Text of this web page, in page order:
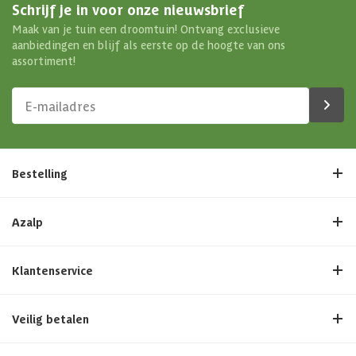
Schrijf je in voor onze nieuwsbrief
Maak van je tuin een droomtuin! Ontvang exclusieve
aanbiedingen en blijf als eerste op de hoogte van ons
assortiment!
Bestelling
Azalp
Klantenservice
Veilig betalen